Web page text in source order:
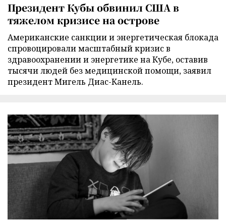
Президент Кубы обвинил США в
тяжелом кризисе на острове
Американские санкции и энергетическая блокада
спровоцировали масштабный кризис в
здравоохранении и энергетике на Кубе, оставив
тысячи людей без медицинской помощи, заявил
президент Мигель Диас-Канель.